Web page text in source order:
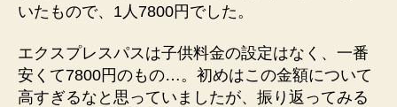
いたもので、1人7800円でした。
エクスプレスパスは子供料金の設定はなく、一番
安くて7800円のもの…。初めはこの金額について
高すぎるなと思っていましたが、振り返ってみる